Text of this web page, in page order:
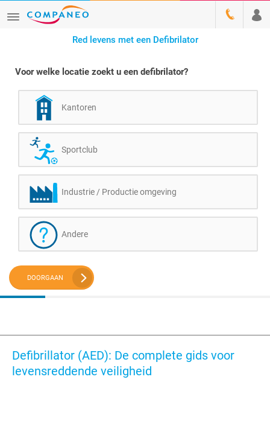
Red levens met een Defibrilator
Voor welke locatie zoekt u een defibrilator?
Kantoren
Sportclub
Industrie / Productie omgeving
Andere
DOORGAAN
Defibrillator (AED): De complete gids voor
levensreddende veiligheid